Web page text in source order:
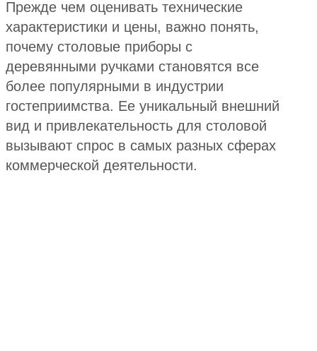
Прежде чем оценивать технические
характеристики и цены, важно понять,
почему столовые приборы с
деревянными ручками становятся все
более популярными в индустрии
гостеприимства. Ее уникальный внешний
вид и привлекательность для столовой
вызывают спрос в самых разных сферах
коммерческой деятельности.